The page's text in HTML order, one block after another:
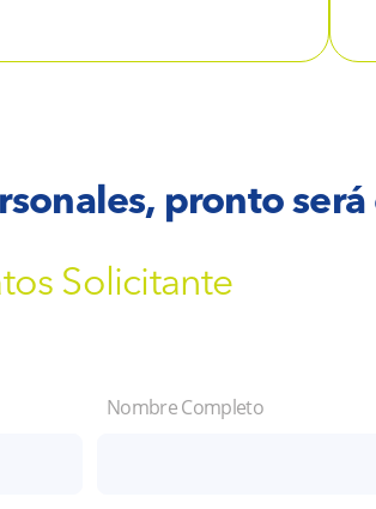
pronto
Solicitante
Nombre Completo